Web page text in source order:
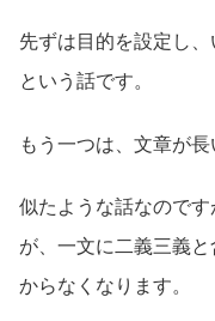
先ずは目的を設定し
という話です。
もう一つは、文章が長
似たような話なので
が、一文に二義三義
からなくなります。